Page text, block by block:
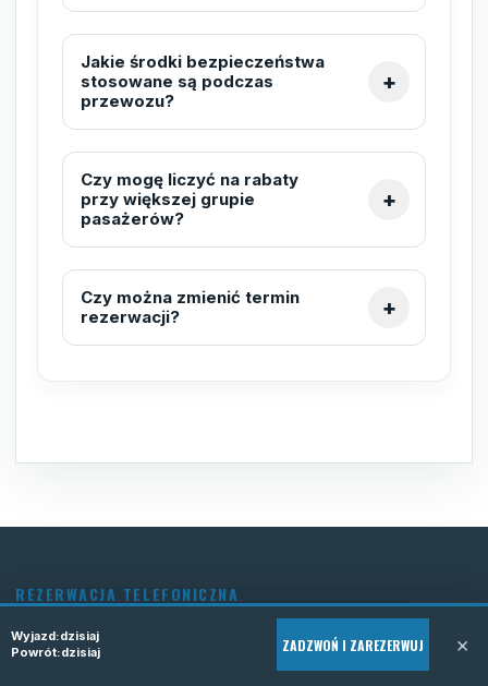
Jakie środki bezpieczeństwa
stosowane są podczas
przewozu?
Czy mogę liczyć na rabaty
przy większej grupie
pasażerów?
Czy można zmienić termin
rezerwacji?
REZERWACJA TELEFONICZNA
Zarezerwuj bus do
Niemiec
Wyjazd:dzisiaj
Powrót:dzisiaj ZADZWOŃ I ZAREZERWUJ ×